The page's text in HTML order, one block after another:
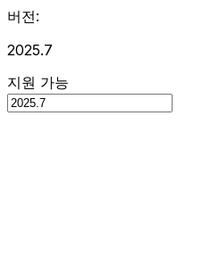
버전:
2025.7
지원 가능